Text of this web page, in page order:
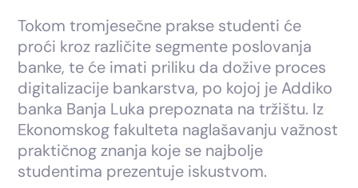
Tokom tromjesečne prakse studenti će
proći kroz različite segmente poslovanja
banke, te će imati priliku da dožive proces
digitalizacije bankarstva, po kojoj je Addiko
banka Banja Luka prepoznata na tržištu. Iz
Ekonomskog fakulteta naglašavanju važnost
praktičnog znanja koje se najbolje
studentima prezentuje iskustvom.